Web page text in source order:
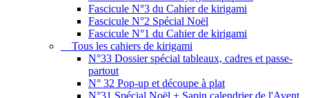
Fascicule N°3 du Cahier de kirigami
Fascicule N°2 Spécial Noël
Fascicule N°1 du Cahier de kirigami
Tous les cahiers de kirigami
N°33 Dossier spécial tableaux, cadres et passe-
partout
N° 32 Pop-up et découpe à plat
N°31 Spécial Noël + Sapin calendrier de l'Avent